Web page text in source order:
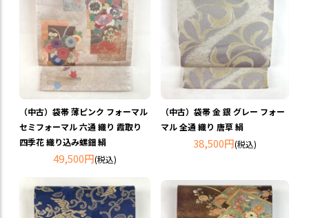
（中古）袋帯 薄ピンク フォーマル
セミフォーマル 六通 織り 霞取り
四季花 織り込み螺鈿 絹
49,500円(税込)
（中古）袋帯 金 銀 グレー フォー
マル 全通 織り 唐草 絹
38,500円(税込)